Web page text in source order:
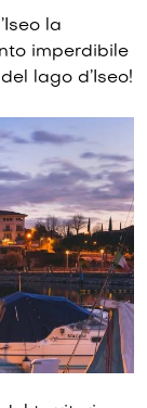
la
imperdibile
lago d’Iseo!